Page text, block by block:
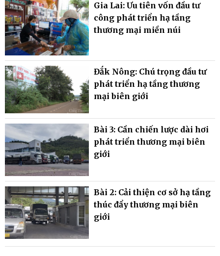
Gia Lai: Ưu tiên vốn đầu tư
công phát triển hạ tầng
thương mại miền núi
Đắk Nông: Chú trọng đầu tư
phát triển hạ tầng thương
mại biên giới
Bài 3: Cần chiến lược dài hơi
phát triển thương mại biên
giới
Bài 2: Cải thiện cơ sở hạ tầng
thúc đẩy thương mại biên
giới